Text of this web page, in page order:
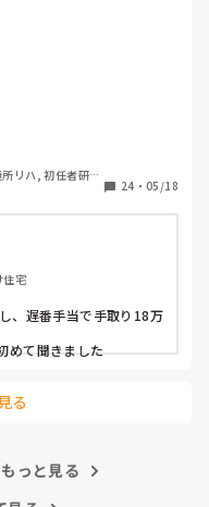
円で
は
リハ, 初任者研
24 ・ 05/18
住宅
、遅番手当で手取り18万
めて聞きました
る
っと見る